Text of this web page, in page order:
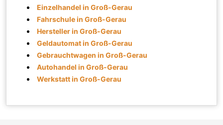
Einzelhandel in Groß-Gerau
Fahrschule in Groß-Gerau
Hersteller in Groß-Gerau
Geldautomat in Groß-Gerau
Gebrauchtwagen in Groß-Gerau
Autohandel in Groß-Gerau
Werkstatt in Groß-Gerau